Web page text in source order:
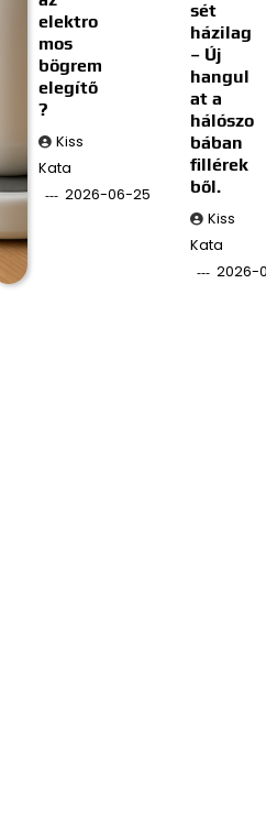
elektro
mos
bögrem
elegítő
?
Kiss
Kata
2026-06-25
sét
házilag
– Új
hangul
at a
hálószo
bában
fillérek
ből.
Kiss
Kata
2026-